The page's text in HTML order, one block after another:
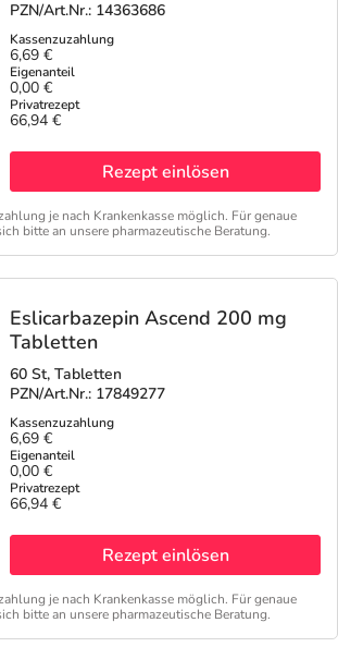
PZN/Art.Nr.: 14363686
6,69 €
0,00 €
66,94 €
Rezept einlösen
je nach Krankenkasse möglich. Für genaue
bitte an unsere pharmazeutische Beratung.
Eslicarbazepin Ascend 200 mg
Tabletten
60 St, Tabletten
PZN/Art.Nr.: 17849277
6,69 €
0,00 €
66,94 €
Rezept einlösen
je nach Krankenkasse möglich. Für genaue
bitte an unsere pharmazeutische Beratung.